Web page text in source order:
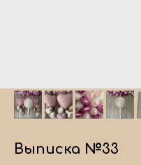
Выписка №33